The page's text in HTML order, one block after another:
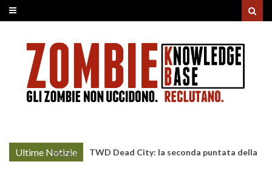
Ultime Notizie
More »
TWD Dead City: la seconda puntata della